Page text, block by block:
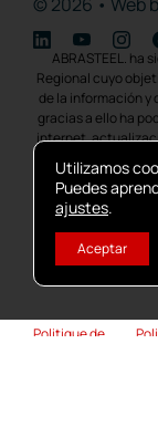
ABRASTEEL. ha
Regional cuyo
de la información y
gracias a ello ha
internet,
con la
herramientas
productividad y
impacto
en 2022. Para ello
Politique de
Utilizamos
Puedes
ajustes.
Aceptar